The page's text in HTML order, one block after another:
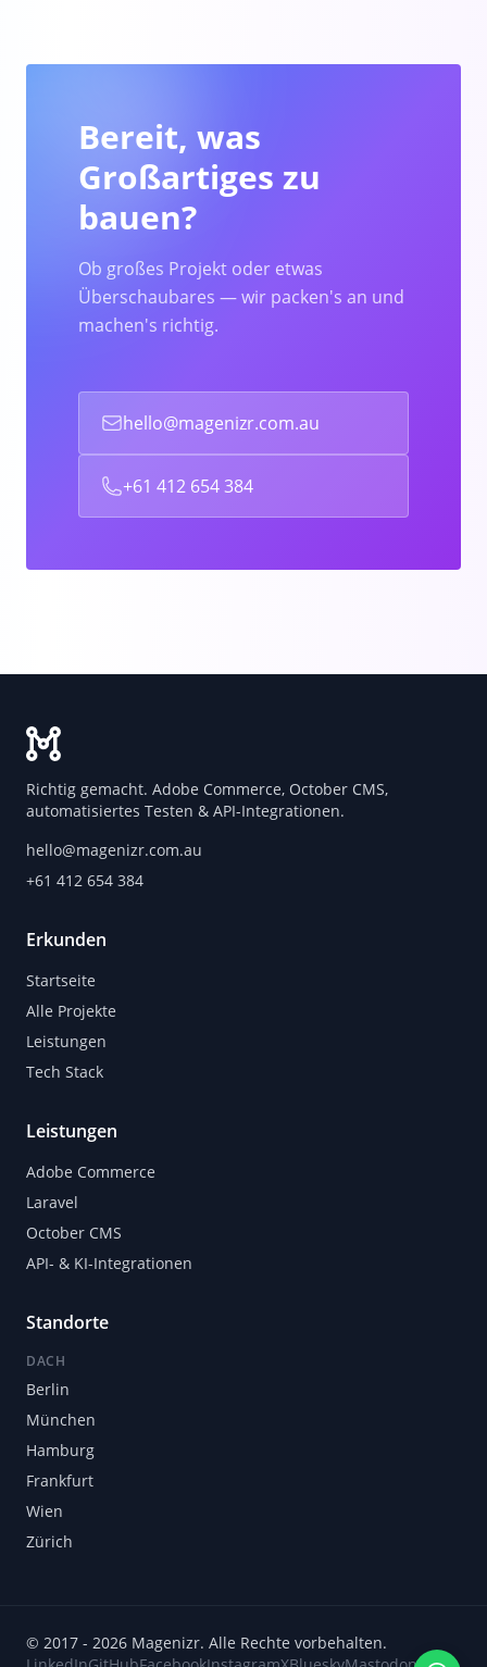
Bereit, was
Großartiges zu
bauen?
Ob großes Projekt oder etwas
Überschaubares — wir packen's an und
machen's richtig.
hello@magenizr.com.au
+61 412 654 384
Richtig gemacht. Adobe Commerce, October CMS,
automatisiertes Testen & API-Integrationen.
hello@magenizr.com.au
+61 412 654 384
Erkunden
Startseite
Alle Projekte
Leistungen
Tech Stack
Leistungen
Adobe Commerce
Laravel
October CMS
API- & KI-Integrationen
Standorte
DACH
Berlin
München
Hamburg
Frankfurt
Wien
Zürich
© 2017 - 2026 Magenizr. Alle Rechte vorbehalten.